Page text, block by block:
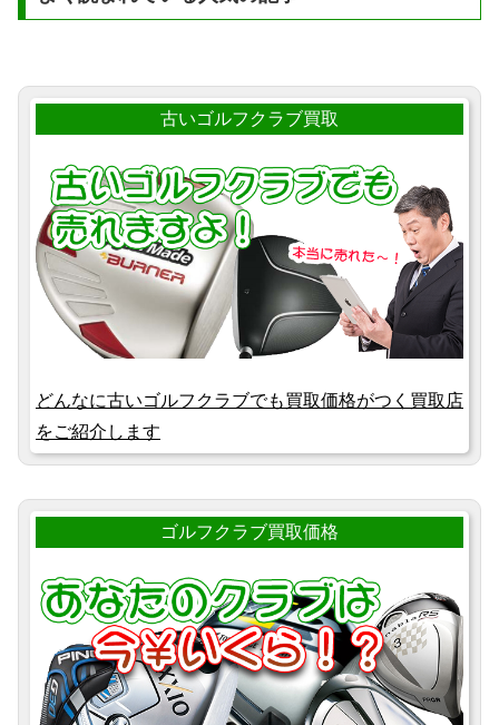
古いゴルフクラブ買取
どんなに古いゴルフクラブでも買取価格がつく買取店
をご紹介します
ゴルフクラブ買取価格